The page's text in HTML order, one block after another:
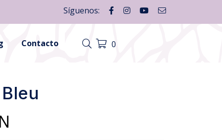
Síguenos:
Contacto 0